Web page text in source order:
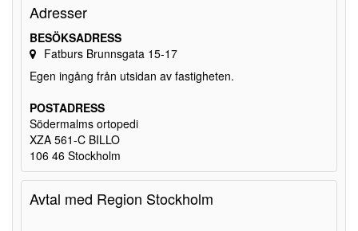
Adresser
BESÖKSADRESS
Fatburs Brunnsgata 15-17
Egen ingång från utsidan av fastigheten.
POSTADRESS
Södermalms ortopedi
XZA 561-C BILLO
106 46 Stockholm
Avtal med Region Stockholm